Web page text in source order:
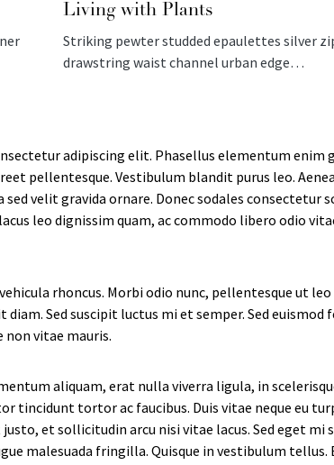
Living with Plants
Striking pewter studded epaulettes silver
drawstring waist channel urban edge…
adipiscing elit. Phasellus elementum
pellentesque. Vestibulum blandit purus leo.
velit gravida ornare. Donec sodales consectetur
leo dignissim quam, ac commodo libero odio
rhoncus. Morbi odio nunc, pellentesque ut
Sed suscipit luctus mi et semper. Sed
vitae mauris.
aliquam, erat nulla viverra ligula, in
tincidunt tortor ac faucibus. Duis vitae neque eu
et sollicitudin arcu nisi vitae lacus. Sed eget
malesuada fringilla. Quisque in vestibulum